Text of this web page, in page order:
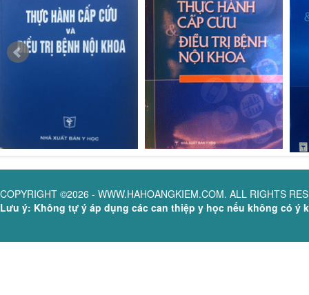
COPYRIGHT ©2026 - WWW.HAHOANGKIEM.COM. ALL RIGHTS
Lưu ý: Không tự ý áp dụng các can thiệp y học nếu không có ý